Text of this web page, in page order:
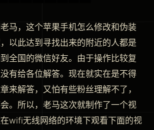
马，这个苹果手机怎么修改和伪装
以此达到寻找出来的附近的人都是
全国的微信好友。由于操作比较复
有给各位解答。现在就实在是不得
来解答，又怕有些粉丝理解不了，
。所以，老马这次就制作了一个视
wifi无线网络的环境下观看下面的视